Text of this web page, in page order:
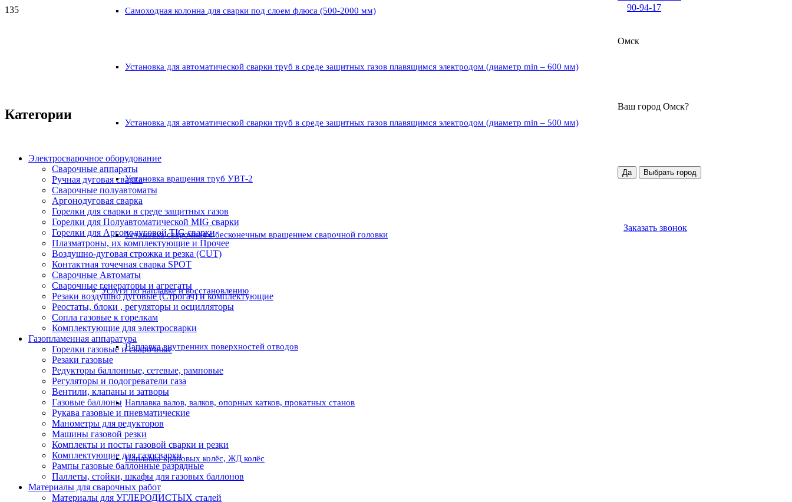
Самоходная колонна для сварки под слоем флюса (500-2000 мм)
Установка для автоматической сварки труб в среде защитных газов плавящимся электродом (диаметр min – 600 мм)
Установка для автоматической сварки труб в среде защитных газов плавящимся электродом (диаметр min – 500 мм)
Установка вращения труб УВТ-2
Установка сварочная с бесконечным вращением сварочной головки
Услуги по наплавке и восстановлению
Наплавка внутренних поверхностей отводов
Наплавка валов, валков, опорных катков, прокатных станов
Наплавка крановых колёс, ЖД колёс
90-94-17
Омск
Ваш город Омск?
Да Выбрать город
Заказать звонок
Категории
Электросварочное оборудование
Сварочные аппараты
Ручная дуговая сварка
Сварочные полуавтоматы
Аргонодуговая сварка
Горелки для сварки в среде защитных газов
Горелки для Полуавтоматической MIG сварки
Горелки для Аргонодуговой TIG сварки
Плазматроны, их комплектующие и Прочее
Воздушно-дуговая строжка и резка (CUT)
Контактная точечная сварка SPOT
Сварочные Автоматы
Сварочные генераторы и агрегаты
Резаки воздушно дуговые (Строгач) и комплектующие
Реостаты, блоки , регуляторы и осцилляторы
Сопла газовые к горелкам
Комплектующие для электросварки
Газопламенная аппаратура
Горелки газовые и сварочные
Резаки газовые
Редукторы баллонные, сетевые, рамповые
Регуляторы и подогреватели газа
Вентили, клапаны и затворы
Газовые баллоны
Рукава газовые и пневматические
Манометры для редукторов
Машины газовой резки
Комплекты и посты газовой сварки и резки
Комплектующие для газосварки
Рампы газовые баллонные разрядные
Паллеты, стойки, шкафы для газовых баллонов
Материалы для сварочных работ
Материалы для УГЛЕРОДИСТЫХ сталей